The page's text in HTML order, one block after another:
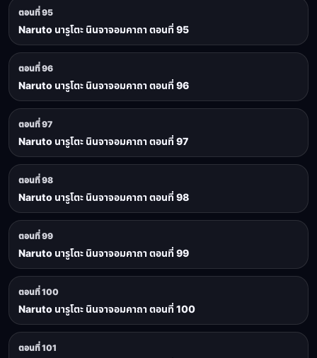
ตอนที่ 95
Naruto นารูโตะ นินจาจอมคาถา ตอนที่ 95
ตอนที่ 96
Naruto นารูโตะ นินจาจอมคาถา ตอนที่ 96
ตอนที่ 97
Naruto นารูโตะ นินจาจอมคาถา ตอนที่ 97
ตอนที่ 98
Naruto นารูโตะ นินจาจอมคาถา ตอนที่ 98
ตอนที่ 99
Naruto นารูโตะ นินจาจอมคาถา ตอนที่ 99
ตอนที่ 100
Naruto นารูโตะ นินจาจอมคาถา ตอนที่ 100
ตอนที่ 101